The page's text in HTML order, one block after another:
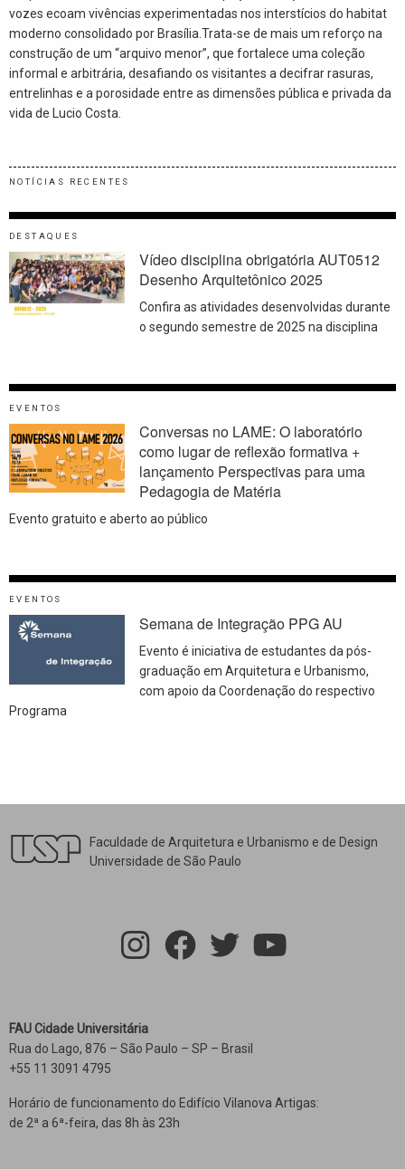
vozes ecoam vivências experimentadas nos interstícios do habitat
moderno consolidado por Brasília.Trata-se de mais um reforço na
construção de um “arquivo menor”, que fortalece uma coleção
informal e arbitrária, desafiando os visitantes a decifrar rasuras,
entrelinhas e a porosidade entre as dimensões pública e privada da
vida de Lucio Costa.
NOTÍCIAS RECENTES
DESTAQUES
Vídeo disciplina obrigatória AUT0512
Desenho Arquitetônico 2025
Confira as atividades desenvolvidas durante
o segundo semestre de 2025 na disciplina
EVENTOS
Conversas no LAME: O laboratório
como lugar de reflexão formativa +
lançamento Perspectivas para uma
Pedagogia de Matéria
Evento gratuito e aberto ao público
EVENTOS
Semana de Integração PPG AU
Evento é iniciativa de estudantes da pós-
graduação em Arquitetura e Urbanismo,
com apoio da Coordenação do respectivo
Programa
Faculdade de Arquitetura e Urbanismo e de Design
Universidade de São Paulo
FAU Cidade Universitária
Rua do Lago, 876 – São Paulo – SP – Brasil
+55 11 3091 4795
Horário de funcionamento do Edifício Vilanova Artigas:
de 2ª a 6ª-feira, das 8h às 23h